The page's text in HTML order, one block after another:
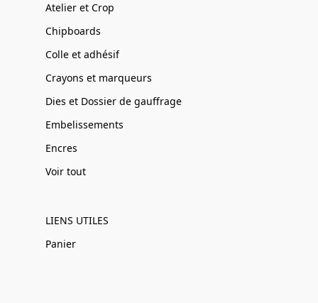
Atelier et Crop
Chipboards
Colle et adhésif
Crayons et marqueurs
Dies et Dossier de gauffrage
Embelissements
Encres
Voir tout
LIENS UTILES
Panier